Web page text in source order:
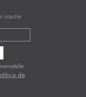
noastre
de